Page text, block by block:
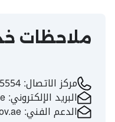
ملاحظات
مركز الاتصال:
البريد الإلكتروني:
الدعم الفني: